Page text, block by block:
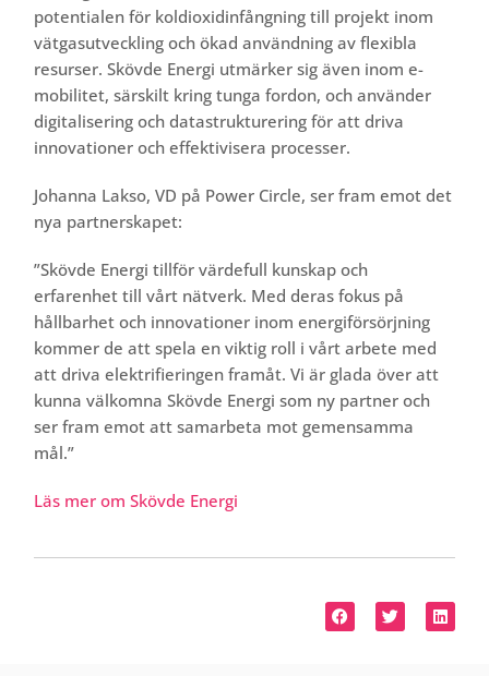
potentialen för koldioxidinfångning till projekt inom
vätgasutveckling och ökad användning av flexibla
resurser. Skövde Energi utmärker sig även inom e-
mobilitet, särskilt kring tunga fordon, och använder
digitalisering och datastrukturering för att driva
innovationer och effektivisera processer.
Johanna Lakso, VD på Power Circle, ser fram emot det
nya partnerskapet:
”Skövde Energi tillför värdefull kunskap och
erfarenhet till vårt nätverk. Med deras fokus på
hållbarhet och innovationer inom energiförsörjning
kommer de att spela en viktig roll i vårt arbete med
att driva elektrifieringen framåt. Vi är glada över att
kunna välkomna Skövde Energi som ny partner och
ser fram emot att samarbeta mot gemensamma
mål.”
Läs mer om Skövde Energi